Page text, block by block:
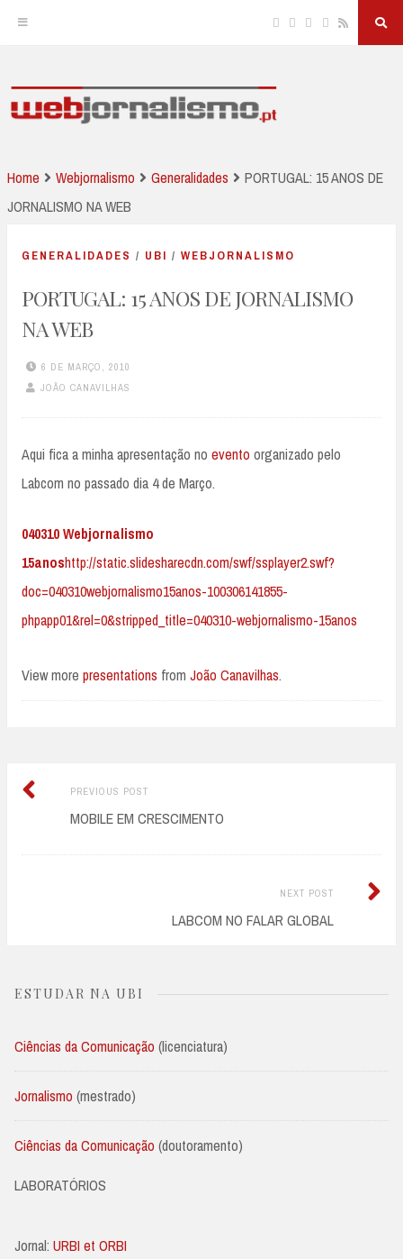
Skip
Facebook
TwitterLinkedin
Instagram
Home Webjornalismo Generalidades
PORTUGAL: 15 ANOS DE
JORNALISMO NA WEB
GENERALIDADES / UBI / WEBJORNALISMO
PORTUGAL: 15 ANOS DE JORNALISMO
NA WEB
6 DE MARÇO, 2010
JOÃO CANAVILHAS
Aqui fica a minha apresentação no evento organizado pelo
Labcom no passado dia 4 de Março.
040310 Webjornalismo
15anoshttp://static.slidesharecdn.com/swf/ssplayer2.swf?
doc=040310webjornalismo15anos-100306141855-
phpapp01&rel=0&stripped_title=040310-webjornalismo-15anos
View more presentations from João Canavilhas.
Post
navigation
PREVIOUS POSTPrevious
post:
MOBILE EM CRESCIMENTO
NEXT POST
LABCOM NO FALAR GLOBAL
Next
ESTUDAR NA UBI
Ciências da Comunicação (licenciatura)
Jornalismo (mestrado)
Ciências da Comunicação (doutoramento)
LABORATÓRIOS
Jornal: URBI et ORBI